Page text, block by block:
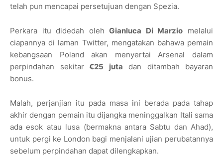
telah pun mencapai persetujuan dengan Spezia.
Perkara itu didedah olehGianluca Di Marzio melalui
ciapannya di laman Twitter, mengatakan bahawa pemain
kebangsaan Poland akan menyertai Arsenal dalam
perpindahan sekitar€25 juta dan ditambah bayaran
bonus.
Malah, perjanjian itu pada masa ini berada pada tahap
akhir dengan pemain itu dijangka meninggalkan Itali sama
ada esok atau lusa (bermakna antara Sabtu dan Ahad),
untuk pergi ke London bagi menjalani ujian perubatannya
sebelum perpindahan dapat dilengkapkan.